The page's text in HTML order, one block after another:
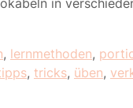
in
, lernmethoden,
, tricks, üben,